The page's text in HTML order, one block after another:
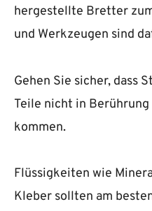
hergestellte Bretter
und Werkzeugen sind
Gehen Sie sicher, dass
Teile nicht in
kommen.
Flüssigkeiten wie
Kleber sollten am